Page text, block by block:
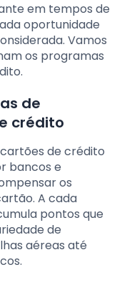
em tempos de
oportunidade
Vamos
os programas
de
crédito
de crédito
bancos e
os
A cada
pontos que
de
aéreas até